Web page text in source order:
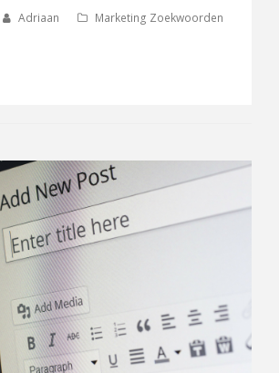
Adriaan Marketing Zoekwoorden